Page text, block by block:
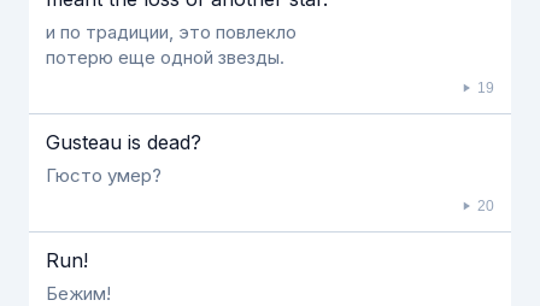
и по традиции, это повлекло
потерю еще одной звезды.
19
Gusteau is dead?
Гюсто умер?
20
Run!
Бежим!